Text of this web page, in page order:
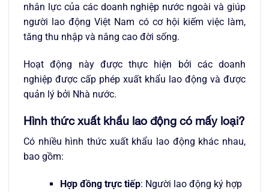
nhân lực của các doanh nghiệp nước ngoài và giúp
người lao động Việt Nam có cơ hội kiếm việc làm,
tăng thu nhập và nâng cao đời sống.
Hoạt động này được thực hiện bởi các doanh
nghiệp được cấp phép xuất khẩu lao động và được
quản lý bởi Nhà nước.
Hình thức xuất khẩu lao động có mấy loại?
Có nhiều hình thức xuất khẩu lao động khác nhau,
bao gồm:
Hợp đồng trực tiếp: Người lao động ký hợp